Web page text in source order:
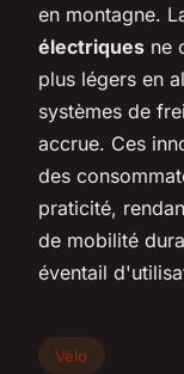
en montagne.
électriques ne
plus légers en
systèmes de
accrue. Ces
des
praticité,
de mobilité
éventail
Vélo